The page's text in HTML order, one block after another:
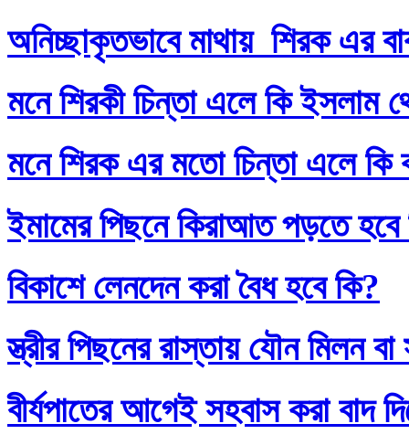
অনিচ্ছাকৃতভাবে মাথায় শিরক এর
মনে শিরকী চিন্তা এলে কি ইসলাম
মনে শিরক এর মতো চিন্তা এলে কি
ইমামের পিছনে কিরাআত পড়তে হবে
বিকাশে লেনদেন করা বৈধ হবে কি?
স্ত্রীর পিছনের রাস্তায় যৌন মিলন
বীর্যপাতের আগেই সহবাস করা বাদ